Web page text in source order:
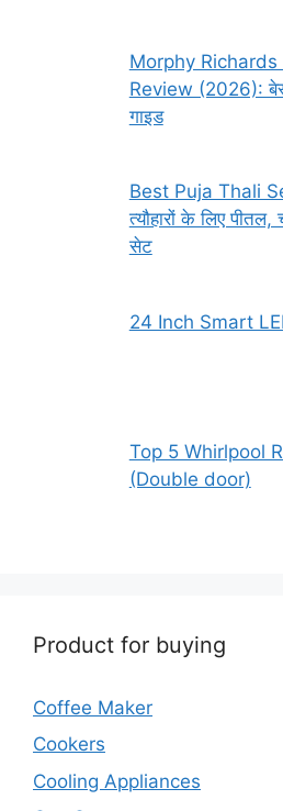
Morphy Richards
Review (2026):
गाइड
Best Puja Thali
त्यौहारों के लिए
सेट
24 Inch Smart
Top 5 Whirlpool
(Double door)
Product for buying
Coffee Maker
Cookers
Cooling Appliances